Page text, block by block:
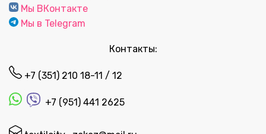
Мы ВКонтакте
Мы в Telegram
Контакты:
+7 (351) 210 18-11 / 12
+7 (951) 441 2625